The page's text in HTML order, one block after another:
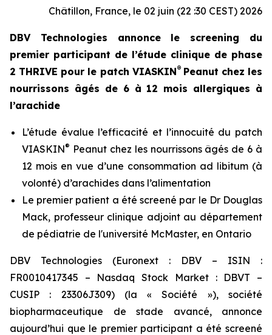
Châtillon, France, le 02 juin (22 :30 CEST) 2026
DBV Technologies annonce le screening du
premier participant de l’étude clinique de phase
2 THRIVE pour le patch VIASKIN® Peanut chez les
nourrissons âgés de 6 à 12 mois allergiques à
l’arachide
L’étude évalue l’efficacité et l’innocuité du patch
VIASKIN® Peanut chez les nourrissons âgés de 6 à
12 mois en vue d’une consommation ad libitum (à
volonté) d’arachides dans l’alimentation
Le premier patient a été screené par le Dr Douglas
Mack, professeur clinique adjoint au département
de pédiatrie de l'université McMaster, en Ontario
DBV Technologies (Euronext : DBV – ISIN :
FR0010417345 – Nasdaq Stock Market : DBVT –
CUSIP : 23306J309) (la « Société »), société
biopharmaceutique de stade avancé, annonce
aujourd’hui que le premier participant a été screené